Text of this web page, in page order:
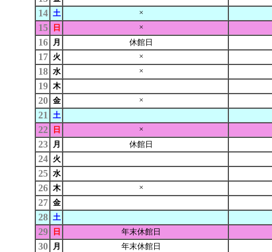
14 土 ×
15 日 ×
16 月 休館日
17 火 ×
18 水 ×
19 木
20 金 ×
21 土
22 日 ×
23 月 休館日
24 火
25 水
26 木 ×
27 金
28 土
29 日 年末休館日
30 月 年末休館日